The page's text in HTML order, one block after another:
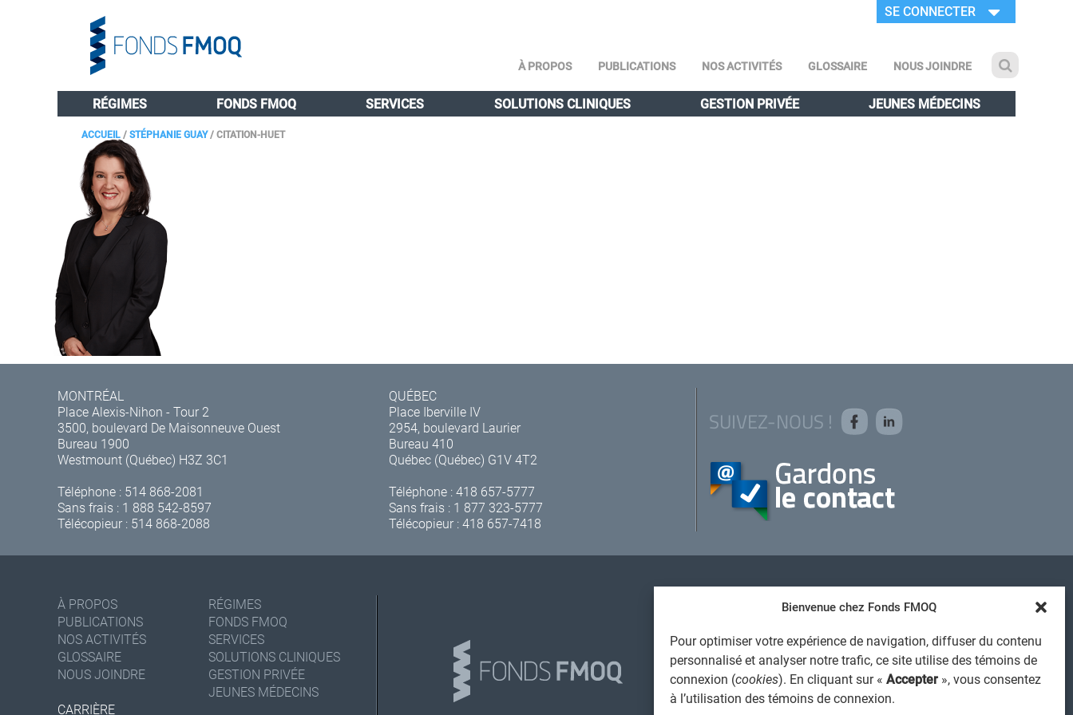
Bienvenue chez Fonds FMOQ
Pour optimiser votre expérience de navigation, diffuser du contenu
personnalisé et analyser notre trafic, ce site utilise des témoins de
connexion (cookies). En cliquant sur « Accepter », vous consentez
à l’utilisation des témoins de connexion.
SE CONNECTER
À PROPOS PUBLICATIONS NOS ACTIVITÉS GLOSSAIRE NOUS JOINDRE
RÉGIMES FONDS FMOQ SERVICES SOLUTIONS CLINIQUES GESTION PRIVÉE JEUNES MÉDECINS
ACCUEIL/STÉPHANIE GUAY/CITATION-HUET
MONTRÉAL
Place Alexis-Nihon - Tour 2
3500, boulevard De Maisonneuve Ouest
Bureau 1900
Westmount (Québec) H3Z 3C1
Téléphone : 514 868-2081
Sans frais : 1 888 542-8597
Télécopieur : 514 868-2088
QUÉBEC
Place Iberville IV
2954, boulevard Laurier
Bureau 410
Québec (Québec) G1V 4T2
Téléphone :418 657-5777
Sans frais : 1 877 323-5777
Télécopieur : 418 657-7418
SUIVEZ-NOUS !
À PROPOS
PUBLICATIONS
NOS ACTIVITÉS
GLOSSAIRE
NOUS JOINDRE
RÉGIMES
FONDS FMOQ
SERVICES
SOLUTIONS CLINIQUES
GESTION PRIVÉE
JEUNES MÉDECINS
CARRIÈRE
AVIS JURIDIQUE GÉNÉRAL
PROTECTION DES RENSEIGNEMENTS PERSONNELS
POLITIQUE DE TRAITEMENT DES PLAINTES
REGISTRE DES CONFLITS D'INTÉRÊTS